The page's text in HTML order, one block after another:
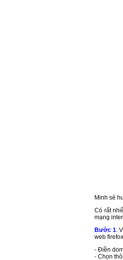
Minh sẻ
Có rất
mạng
Bước 1:
web
- Điền
- Chọn